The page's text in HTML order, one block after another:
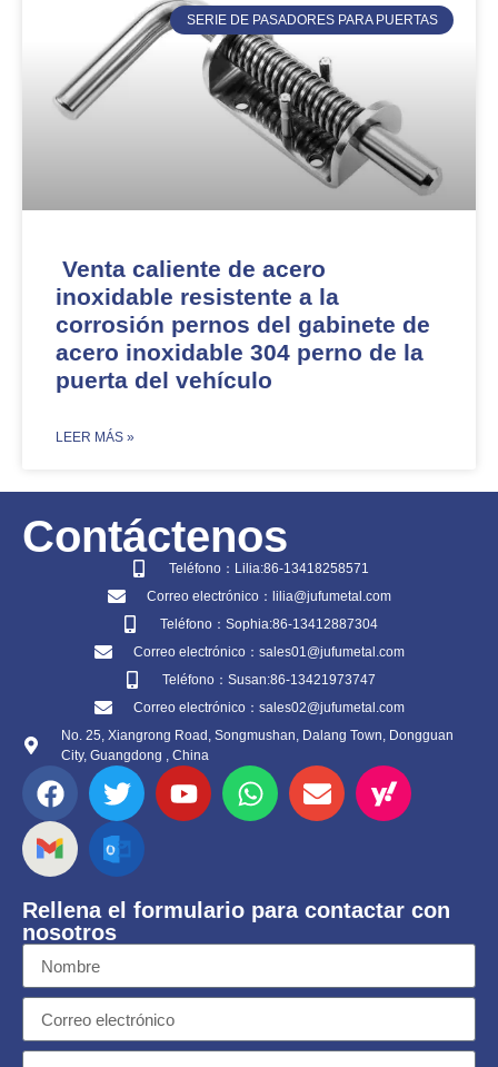
SERIE DE PASADORES PARA PUERTAS
Venta caliente de acero
inoxidable resistente a la
corrosión pernos del gabinete de
acero inoxidable 304 perno de la
puerta del vehículo
​LEER MÁS »
Contáctenos
Teléfono：Lilia:86-13418258571
Correo electrónico：lilia@jufumetal.com
Teléfono：Sophia:86-13412887304
Correo electrónico：sales01@jufumetal.com
Teléfono：Susan:86-13421973747
Correo electrónico：sales02@jufumetal.com
No. 25, Xiangrong Road, Songmushan, Dalang Town, Dongguan
City, Guangdong , China
Rellena el formulario para contactar con
nosotros